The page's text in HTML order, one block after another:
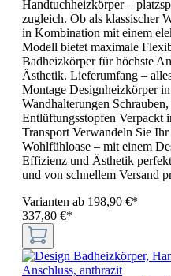
Handtuchheizkörper –
zugleich. Ob als klassischer
in Kombination mit einem
Modell bietet maximale
Badheizkörper für höchste
Ästhetik. Lieferumfang –
Montage Designheizkörper
Wandhalterungen
Entlüftungsstopfen Verpackt
Transport Verwandeln Sie
Wohlfühloase – mit einem
Effizienz und Ästhetik
und von schnellem Versand
Varianten ab 198,90 €*
337,80 €*